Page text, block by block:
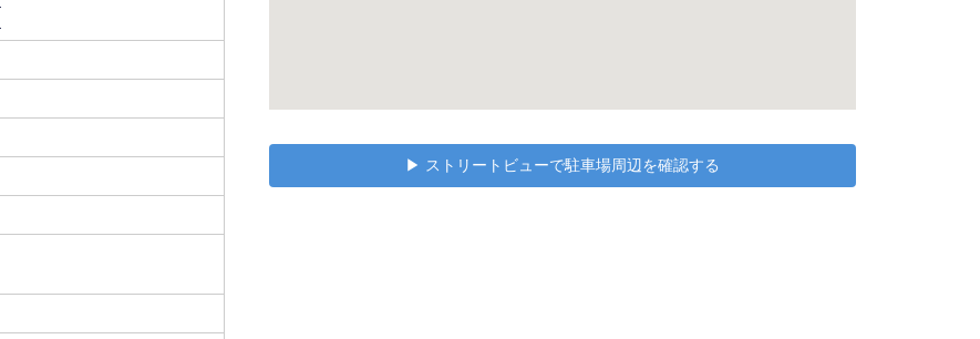
▶︎ ストリートビューで駐車場周辺を確認する